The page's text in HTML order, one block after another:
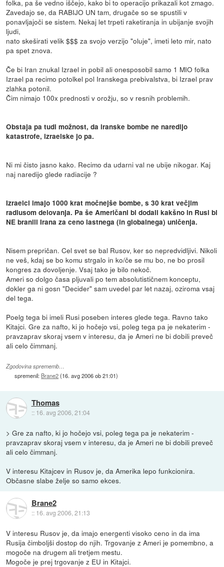
folka, pa še vedno iščejo, kako bi to operacijo prikazali kot zmago.
Zavedajo se, da RABIJO UN tam, drugače so se spustili v
ponavljajoči se sistem. Nekaj let trpeti raketiranja in ubijanje svojih
ljudi,
nato skeširati velik $$$ za svojo verzijo "oluje", imeti leto mir, nato
pa spet znova.
Če bi Iran znukal Izrael in pobil ali onesposobil samo 1 MIO folka
Izrael pa recimo potolkel pol Iranskega prebivalstva, bi Izrael prav
zlahka potonil.
Čim nimajo 100x prednosti v orožju, so v resnih problemih.
Obstaja pa tudi možnost, da iranske bombe ne naredijo
katastrofe, izraelske jo pa.
Ni mi čisto jasno kako. Recimo da udarni val ne ubije nikogar. Kaj
naj naredijo glede radiacije ?
Izraelci imajo 1000 krat močnejše bombe, s 30 krat večjim
radiusom delovanja. Pa še Američani bi dodali kakšno in Rusi bi
NE branili Irana za ceno lastnega (in globalnega) uničenja.
Nisem prepričan. Cel svet se bal Rusov, ker so nepredvidljivi. Nikoli
ne veš, kdaj se bo komu strgalo in ko/če se mu bo, ne bo prosil
kongres za dovoljenje. Vsaj tako je bilo nekoč.
Ameri so dolgo časa pljuvali po tem absolutističnem konceptu,
dokler ga ni gosn "Decider" sam uvedel par let nazaj, oziroma vsaj
del tega.
Poelg tega bi imeli Rusi poseben interes glede tega. Ravno tako
Kitajci. Gre za nafto, ki jo hočejo vsi, poleg tega pa je nekaterim -
pravzaprav skoraj vsem v interesu, da je Ameri ne bi dobili preveč
ali celo čimmanj.
Zgodovina sprememb…
spremenil: Brane2(16. avg 2006 ob 21:01)
Thomas
:: 16. avg 2006, 21:04
> Gre za nafto, ki jo hočejo vsi, poleg tega pa je nekaterim -
pravzaprav skoraj vsem v interesu, da je Ameri ne bi dobili preveč
ali celo čimmanj.
V interesu Kitajcev in Rusov je, da Amerika lepo funkcionira.
Občasne slabe želje so samo ekces.
Brane2
:: 16. avg 2006, 21:13
V interesu Rusov je, da imajo energenti visoko ceno in da ima
Rusija čimboljši dostop do njih. Trgovanje z Ameri je pomembno, a
mogoče na drugem ali tretjem mestu.
Mogoče je prej trgovanje z EU in Kitajci.